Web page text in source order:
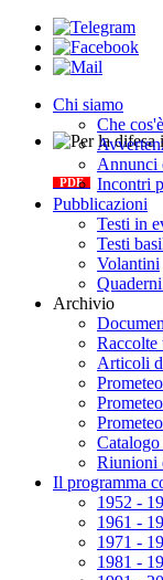
Per la difesa
PDF
Chi siamo
Che
Annunci
Incontri
Pubblicazioni
Testi in
Testi
Volantini
Archivio
Raccolte
Articoli
Riunioni
Il programma
1952 -
1961 -
1971 -
1981 -